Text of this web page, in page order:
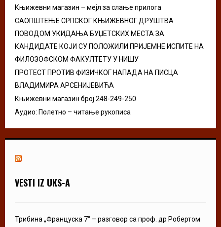
Књижевни магазин – мејл за слање прилога
САОПШТЕЊЕ СРПСКОГ КЊИЖЕВНОГ ДРУШТВА
ПОВОДОМ УКИДАЊА БУЏЕТСКИХ МЕСТА ЗА
КАНДИДАТЕ КОЈИ СУ ПОЛОЖИЛИ ПРИЈЕМНЕ ИСПИТЕ НА
ФИЛОЗОФСКОМ ФАКУЛТЕТУ У НИШУ
ПРОТЕСТ ПРОТИВ ФИЗИЧКОГ НАПАДА НА ПИСЦА
ВЛАДИМИРА АРСЕНИЈЕВИЋА
Књижевни магазин број 248-249-250
Аудио: Полетно – читање рукописа
VESTI IZ UKS-A
Трибина „Француска 7“ – разговор са проф. др Робертом